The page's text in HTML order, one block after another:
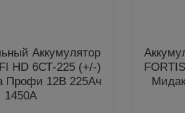
Аккумулятор
HD 6СТ-225 (+/-)
Профи 12В 225Ач
1450А